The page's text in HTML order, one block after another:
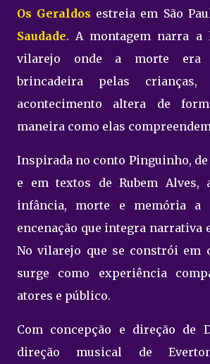
Os Geraldos estreia em São
Saudade. A montagem narra a
vilarejo onde a morte era
brincadeira pelas
acontecimento altera de
maneira como elas
Inspirada no conto Pinguinho,
e em textos de Rubem Alves,
infância, morte e memória a
encenação que integra narrativa
No vilarejo que se constrói em
surge como experiência
atores e público.
Com concepção e direção de
direção musical de